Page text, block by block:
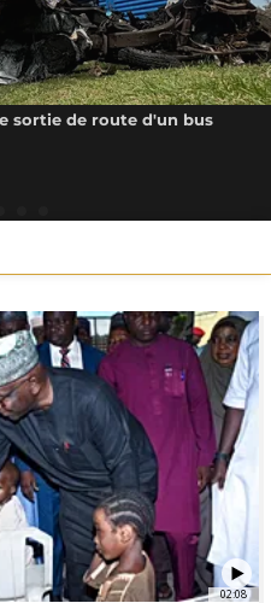
sortie de route d'un bus
02:08